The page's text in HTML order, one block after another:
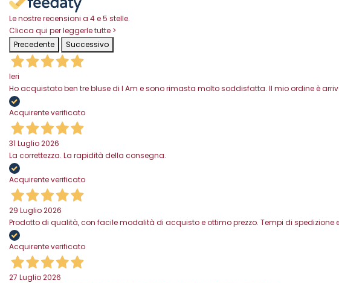
Le nostre recensioni a 4 e 5 stelle.
Clicca qui per leggerle tutte >
Precedente
Successivo
Ieri
Ho acquistato ben tre bluse di I Am e sono rimasta molto soddisfatta. Il mio ordine è
Acquirente verificato
31 Luglio 2026
La correttezza. La rapidità della consegna.
Acquirente verificato
29 Luglio 2026
Prodotto di qualità, con facile modalità di acquisto e ottimo prezzo. Tempi di spedizione
Acquirente verificato
27 Luglio 2026